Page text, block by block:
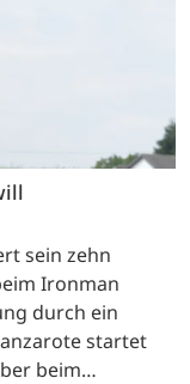
sein zehn
Ironman
durch ein
startet
beim…